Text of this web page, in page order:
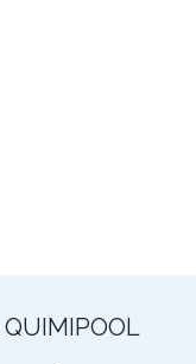
QUIMIPOOL